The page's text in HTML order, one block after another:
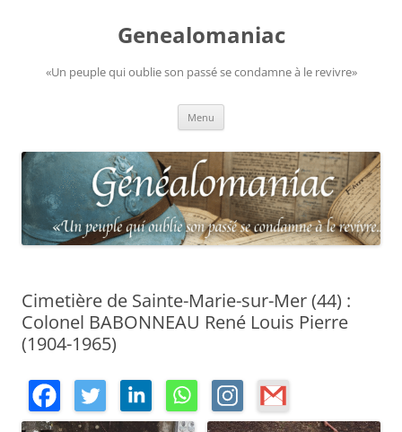
Genealomaniac
«Un peuple qui oublie son passé se condamne à le revivre»
Menu
Cimetière de Sainte-Marie-sur-Mer (44) :
Colonel BABONNEAU René Louis Pierre
(1904-1965)